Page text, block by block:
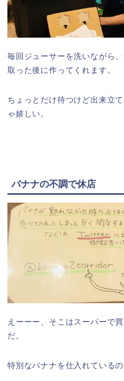
毎回ジューサーを洗いながら
取った後に作ってくれます。
ちょっとだけ待つけど出来立
ゃ嬉しい。
バナナの不調で休店
えーーー、そこはスーパーで
だ。
特別なバナナを仕入れている